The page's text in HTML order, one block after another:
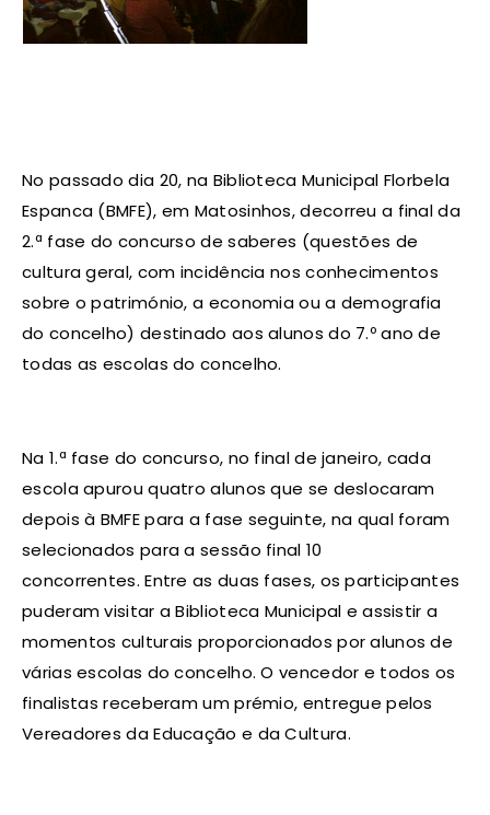
No passado dia 20, na Biblioteca Municipal Florbela
Espanca (BMFE), em Matosinhos, decorreu a final da
2.ª fase do concurso de saberes (questões de
cultura geral, com incidência nos conhecimentos
sobre o património, a economia ou a demografia
do concelho) destinado aos alunos do 7.º ano de
todas as escolas do concelho.
Na 1.ª fase do concurso, no final de janeiro, cada
escola apurou quatro alunos que se deslocaram
depois à BMFE para a fase seguinte, na qual foram
selecionados para a sessão final 10
concorrentes. Entre as duas fases, os participantes
puderam visitar a Biblioteca Municipal e assistir a
momentos culturais proporcionados por alunos de
várias escolas do concelho. O vencedor e todos os
finalistas receberam um prémio, entregue pelos
Vereadores da Educação e da Cultura.